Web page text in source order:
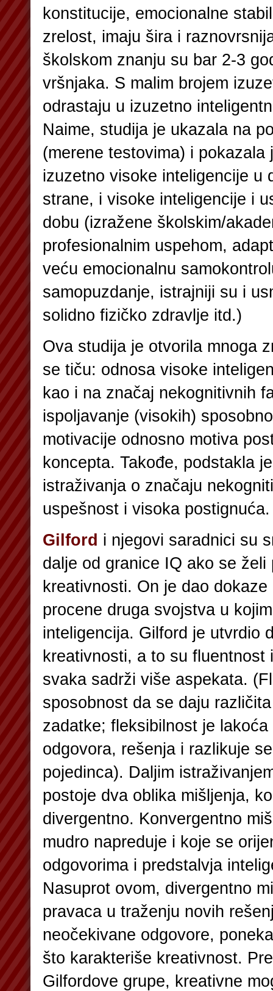
konstitucije, emocionalne
zrelost, imaju šira i
školskom znanju su bar 2-3
vršnjaka. S malim brojem
odrastaju u izuzetno
Naime, studija je ukazala na
(merene testovima) i pokazala
izuzetno visoke inteligencije u
strane, i visoke inteligencije i
dobu (izražene školskim/
profesionalnim uspehom,
veću emocionalnu
samopuzdanje, istrajniji su i
solidno fizičko zdravlje itd.)
Ova studija je otvorila mnoga
se tiču: odnosa visoke
kao i na značaj nekognitivnih
ispoljavanje (visokih)
motivacije odnosno motiva
koncepta. Takođe, podstakla
istraživanja o značaju
uspešnost i visoka postignuća.
Gilford i njegovi saradnici su
dalje od granice IQ ako se
kreativnosti. On je dao
procene druga svojstva u
inteligencija. Gilford je utvrdio
kreativnosti, a to su fluentnost
svaka sadrži više aspekata.
sposobnost da se daju
zadatke; fleksibilnost je
odgovora, rešenja i razlikuje
pojedinca). Daljim
postoje dva oblika mišljenja,
divergentno. Konvergentno
mudro napreduje i koje se
odgovorima i predstalvja
Nasuprot ovom, divergentno
pravaca u traženju novih
neočekivane odgovore,
što karakteriše kreativnost.
Gilfordove grupe, kreativne